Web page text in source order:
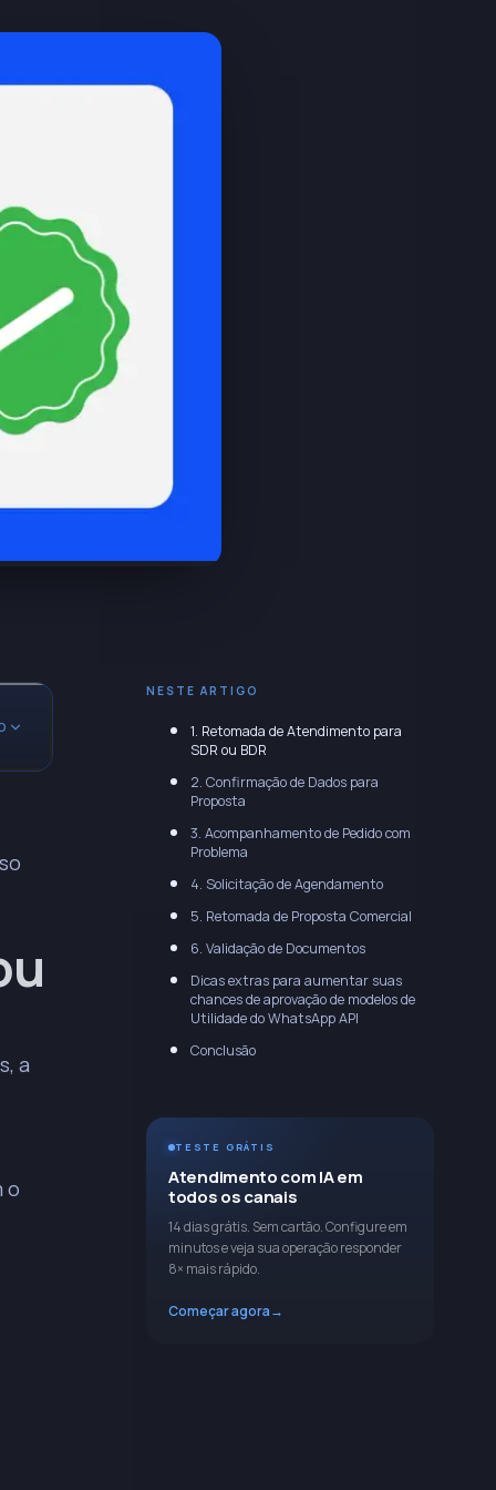
a
o
NESTE ARTIGO
1. Retomada de Atendimento para
SDR ou BDR
2. Confirmação de Dados para
Proposta
3. Acompanhamento de Pedido com
Problema
4. Solicitação de Agendamento
5. Retomada de Proposta Comercial
6. Validação de Documentos
Dicas extras para aumentar suas
chances de aprovação de modelos de
Utilidade do WhatsApp API
Modelo de utilidade reprovado
Conclusão
TESTE GRÁTIS
Atendimento com IA em
todos os canais
14 dias grátis. Sem cartão. Configure em
minutos e veja sua operação responder
8× mais rápido.
Começar agora→